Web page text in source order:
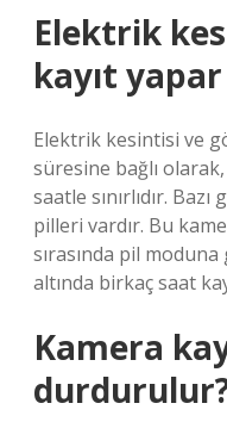
Elektrik
kayıt yapar
Elektrik kesintisi ve
süresine bağlı
saatle sınırlıdır.
pilleri vardır. Bu
sırasında pil
altında birkaç saat
Kamera